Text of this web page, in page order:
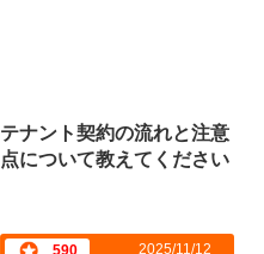
テナント契約の流れと注意
点について教えてください
590 2025/11/12